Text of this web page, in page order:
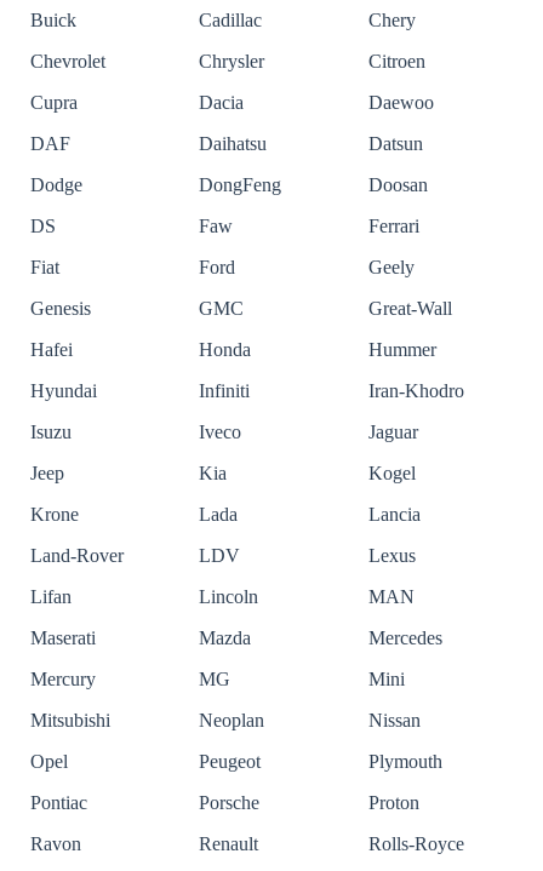
Buick
Cadillac
Chery
Chevrolet
Chrysler
Citroen
Cupra
Dacia
Daewoo
DAF
Daihatsu
Datsun
Dodge
DongFeng
Doosan
DS
Faw
Ferrari
Fiat
Ford
Geely
Genesis
GMC
Great-Wall
Hafei
Honda
Hummer
Hyundai
Infiniti
Iran-Khodro
Isuzu
Iveco
Jaguar
Jeep
Kia
Kogel
Krone
Lada
Lancia
Land-Rover
LDV
Lexus
Lifan
Lincoln
MAN
Maserati
Mazda
Mercedes
Mercury
MG
Mini
Mitsubishi
Neoplan
Nissan
Opel
Peugeot
Plymouth
Pontiac
Porsche
Proton
Ravon
Renault
Rolls-Royce